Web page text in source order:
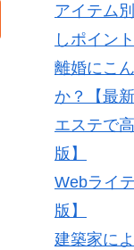
アイテム
しポイン
離婚にこ
か？【最新
エステで
版】
Webライ
版】
建築家に